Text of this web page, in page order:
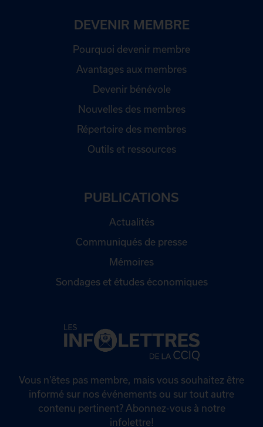
DEVENIR MEMBRE
Pourquoi devenir membre
Avantages aux membres
Devenir bénévole
Nouvelles des membres
Répertoire des membres
Outils et ressources
PUBLICATIONS
Actualités
Communiqués de presse
Mémoires
Sondages et études économiques
Vous n’êtes pas membre, mais vous souhaitez être
informé sur nos événements ou sur tout autre
contenu pertinent? Abonnez-vous à notre
infolettre!